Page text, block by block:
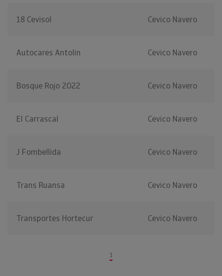
18 Cevisol Cevico Navero
Autocares Antolin Cevico Navero
Bosque Rojo 2022 Cevico Navero
El Carrascal Cevico Navero
J Fombellida Cevico Navero
Trans Ruansa Cevico Navero
Transportes Hortecur Cevico Navero
1